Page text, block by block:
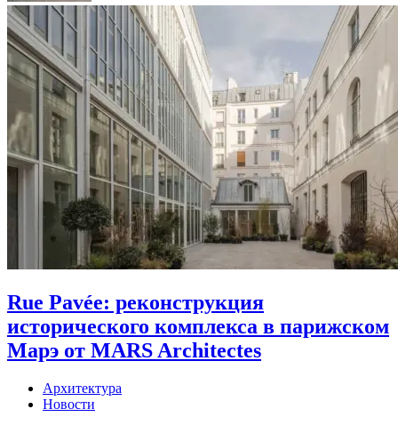
Rue Pavée: реконструкция
исторического комплекса в парижском
Марэ от MARS Architectes
Архитектура
Новости